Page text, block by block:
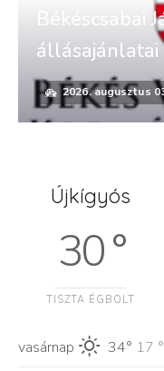
Békéscsabai
állásajánlatai
2026. augusztus
Újkígyós
30 °
TISZTA ÉGBOLT
vasárnap 34° 17 °